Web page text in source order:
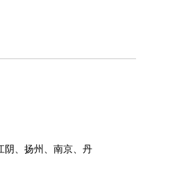
阴、扬州、南京、丹